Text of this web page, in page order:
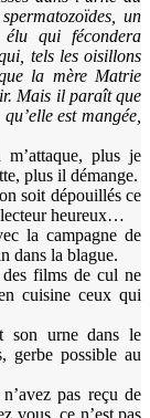
un
qui fécondera
tels les oisillons
la mère Matrie
Mais il paraît que
est mangée,
plus je
plus il démange.
soit dépouillés ce
heureux…
la campagne de
dans la blague.
films de cul ne
cuisine ceux qui
urne dans le
gerbe possible au
pas reçu de
vous, ce n’est pas